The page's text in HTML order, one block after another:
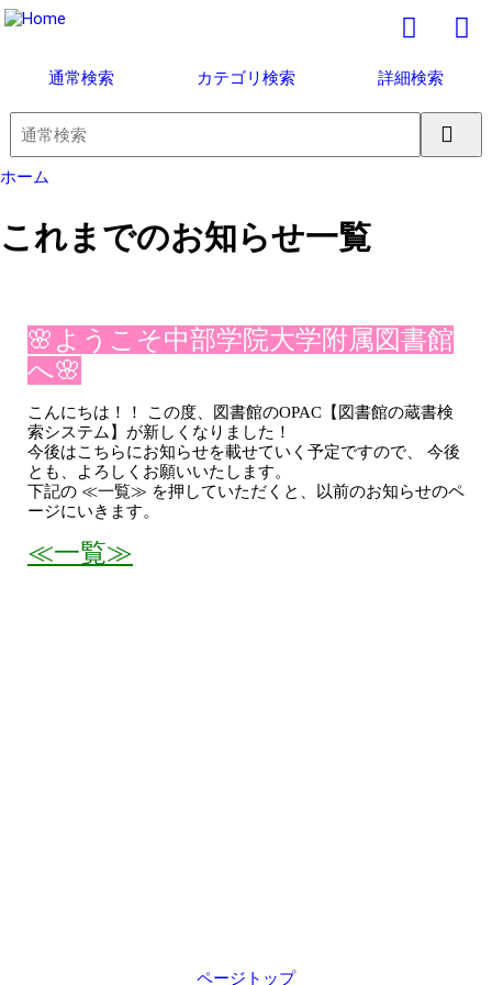
通常検索 カテゴリ検索 詳細検索
ホーム
これまでのお知らせ一覧
🌸ようこそ中部学院大学附属図書館
へ🌸
こんにちは！！ この度、図書館のOPAC【図書館の蔵書検
索システム】が新しくなりました！
今後はこちらにお知らせを載せていく予定ですので、 今後
とも、よろしくお願いいたします。
下記の ≪一覧≫ を押していただくと、以前のお知らせのペ
ージにいきます。
≪一覧≫
ページトップ